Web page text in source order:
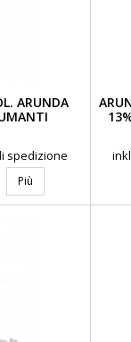
ARUNDA
spedizione
Più